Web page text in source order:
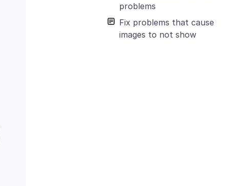
problems
Fix problems that cause
images to not show